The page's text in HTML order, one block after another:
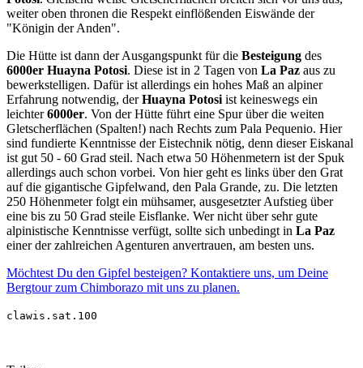
weiter oben thronen die Respekt einflößenden Eiswände der
"Königin der Anden".
Die Hütte ist dann der Ausgangspunkt für die Besteigung des
6000er Huayna Potosi. Diese ist in 2 Tagen von La Paz aus zu
bewerkstelligen. Dafür ist allerdings ein hohes Maß an alpiner
Erfahrung notwendig, derHuayna Potosi ist keineswegs ein
leichter6000er. Von der Hütte führt eine Spur über die weiten
Gletscherflächen (Spalten!) nach Rechts zum Pala Pequenio. Hier
sind fundierte Kenntnisse der Eistechnik nötig, denn dieser Eiskanal
ist gut 50 - 60 Grad steil. Nach etwa 50 Höhenmetern ist der Spuk
allerdings auch schon vorbei. Von hier geht es links über den Grat
auf die gigantische Gipfelwand, den Pala Grande, zu. Die letzten
250 Höhenmeter folgt ein mühsamer, ausgesetzter Aufstieg über
eine bis zu 50 Grad steile Eisflanke. Wer nicht über sehr gute
alpinistische Kenntnisse verfügt, sollte sich unbedingt in La Paz
einer der zahlreichen Agenturen anvertrauen, am besten uns.
Möchtest Du den Gipfel besteigen? Kontaktiere uns, um Deine
Bergtour zum Chimborazo mit uns zu planen.
clawis.sat.100